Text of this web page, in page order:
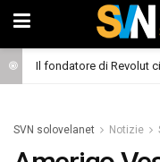
SVN solovelanet Notizie